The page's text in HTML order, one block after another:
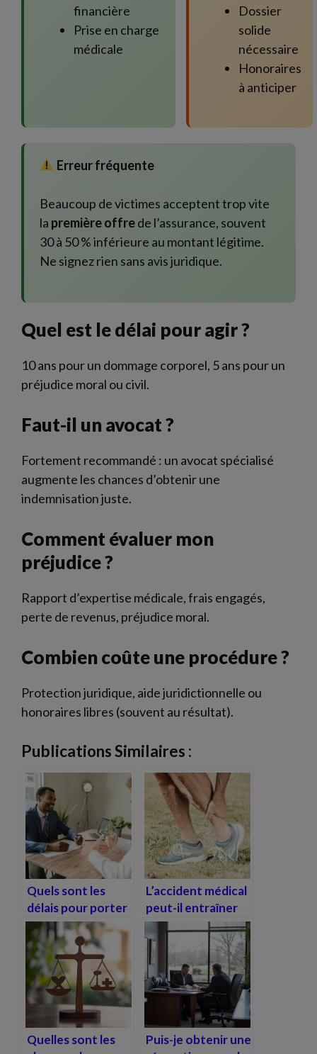
financière
Prise en charge
médicale
Dossier
solide
nécessaire
Honoraires
à anticiper
Erreur fréquente
Beaucoup de victimes acceptent trop vite
la première offrede l’assurance, souvent
30 à 50 % inférieure au montant légitime.
Ne signez rien sans avis juridique.
Quel est le délai pour agir ?
10 ans pour un dommage corporel, 5 ans pour un
préjudice moral ou civil.
Faut-il un avocat ?
Fortement recommandé : un avocat spécialisé
augmente les chances d’obtenir une
indemnisation juste.
Comment évaluer mon
préjudice ?
Rapport d’expertise médicale, frais engagés,
perte de revenus, préjudice moral.
Combien coûte une procédure ?
Protection juridique, aide juridictionnelle ou
honoraires libres (souvent au résultat).
Publications Similaires :
Quels sont les
délais pour porter
plainte après un
accident médical ?
L’accident médical
peut-il entraîner
une invalidité
partielle ou totale
?
Quelles sont les
Puis-je obtenir une